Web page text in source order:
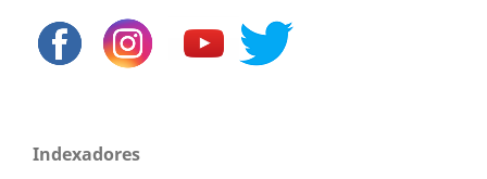
Indexadores